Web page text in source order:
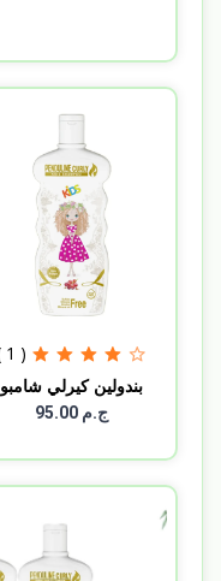
( 1 )
بندولين كيرلي شامبو
300...ج.م 95.00